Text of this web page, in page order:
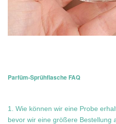
Parfüm-Sprühflasche FAQ
1. Wie können wir eine Probe
bevor wir eine größere Bestellung